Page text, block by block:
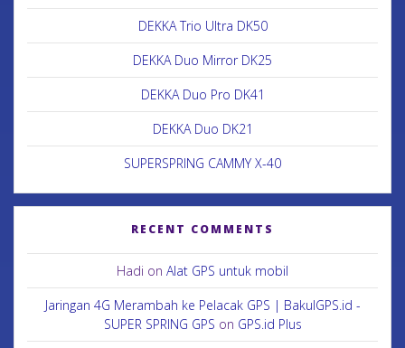
DEKKA Trio Ultra DK50
DEKKA Duo Mirror DK25
DEKKA Duo Pro DK41
DEKKA Duo DK21
SUPERSPRING CAMMY X-40
RECENT COMMENTS
Hadi on Alat GPS untuk mobil
Jaringan 4G Merambah ke Pelacak GPS | BakulGPS.id -
SUPER SPRING GPS on GPS.id Plus